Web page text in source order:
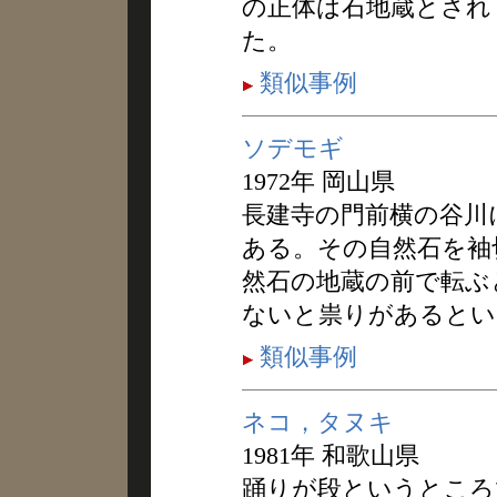
の正体は石地蔵とさ
た。
類似事例
ソデモギ
1972年 岡山県
長建寺の門前横の谷
ある。その自然石を
然石の地蔵の前で転
ないと祟りがあると
類似事例
ネコ，タヌキ
1981年 和歌山県
踊りが段というとこ